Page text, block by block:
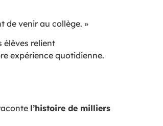
de venir au collège. »
élèves relient
expérience quotidienne.
l’histoire de milliers